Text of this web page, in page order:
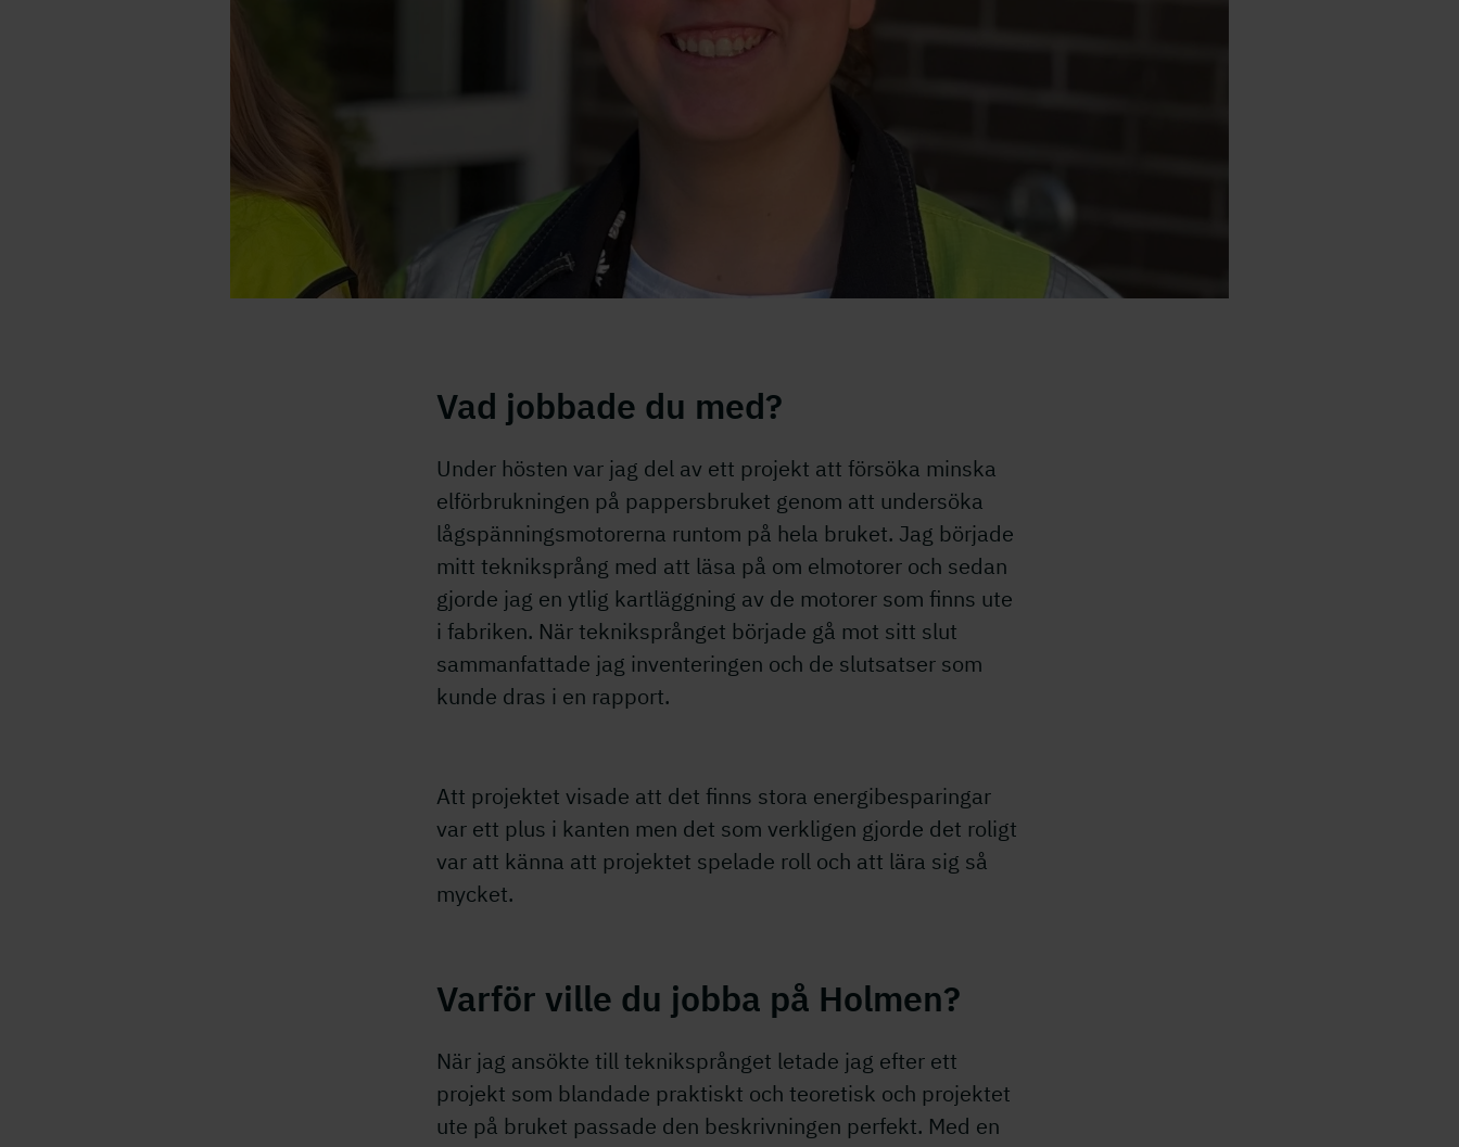
Vad jobbade du med?
Under hösten var jag del av ett projekt att försöka minska
elförbrukningen på pappersbruket genom att undersöka
lågspänningsmotorerna runtom på hela bruket. Jag började
mitt tekniksprång med att läsa på om elmotorer och sedan
gjorde jag en ytlig kartläggning av de motorer som finns ute
i fabriken. När tekniksprånget började gå mot sitt slut
sammanfattade jag inventeringen och de slutsatser som
kunde dras i en rapport.
Att projektet visade att det finns stora energibesparingar
var ett plus i kanten men det som verkligen gjorde det roligt
var att känna att projektet spelade roll och att lära sig så
mycket.
Varför ville du jobba på Holmen?
När jag ansökte till tekniksprånget letade jag efter ett
projekt som blandade praktiskt och teoretisk och projektet
ute på bruket passade den beskrivningen perfekt. Med en